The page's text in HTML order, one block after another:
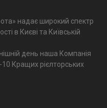
надає широкий спектр
в Києві та Київській
день наша Компанія
Кращих рієлторських